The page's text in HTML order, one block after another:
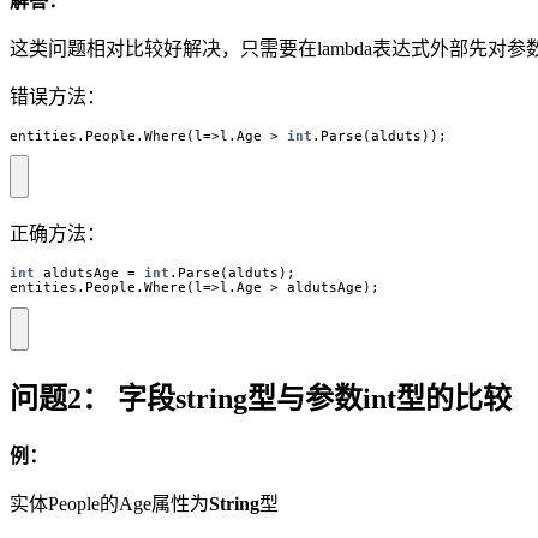
这类问题相对比较好解决，只需要在lambda表达式外部先对参
错误方法：
entities . People . Where (l =>l . Age > int . Parse (alduts ));
正确方法：
int aldutsAge = int . Parse (alduts );
entities . People . Where (l =>l . Age > aldutsAge );
问题2： 字段string型与参数int型的比较
例：
实体People的Age属性为String型